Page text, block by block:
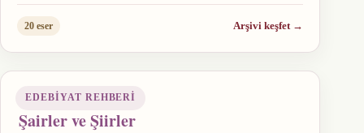
20 eser Arşivi keşfet →
EDEBIYAT REHBERI
Şairler ve Şiirler